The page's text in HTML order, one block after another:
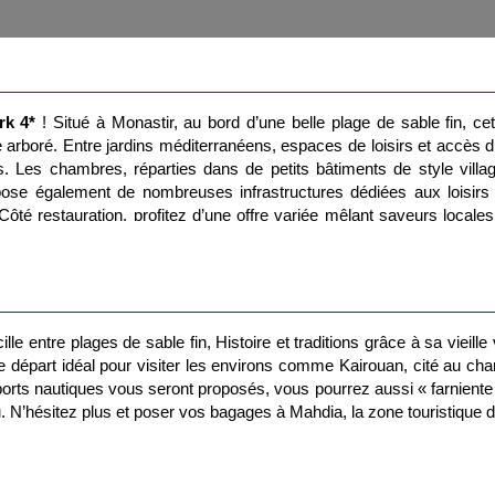
4* ! Situé à Monastir, au bord d’une belle plage de sable fin,
Entre jardins méditerranéens, espaces de loisirs et accès
Les chambres, réparties dans de petits bâtiments de style
également de nombreuses infrastructures dédiées aux
restauration, profitez d’une offre variée mêlant saveurs
entre plages de sable fin, Histoire et traditions grâce à sa
idéal pour visiter les environs comme Kairouan, cité au
nautiques vous seront proposés, vous pourrez aussi «
plus et poser vos bagages à Mahdia, la zone touristique